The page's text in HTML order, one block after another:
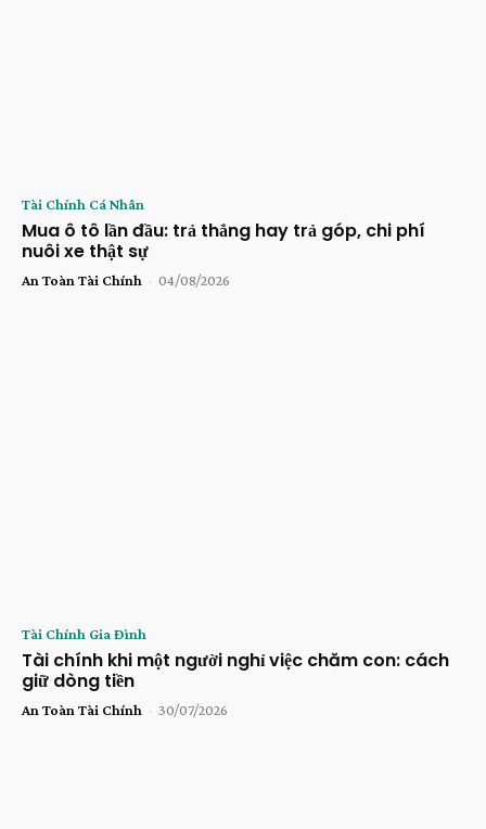
Tài Chính Cá Nhân
Mua ô tô lần đầu: trả thẳng hay trả góp, chi phí
nuôi xe thật sự
An Toàn Tài Chính - 04/08/2026
Tài Chính Gia Đình
Tài chính khi một người nghỉ việc chăm con: cách
giữ dòng tiền
An Toàn Tài Chính - 30/07/2026